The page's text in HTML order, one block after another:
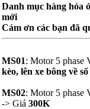
Danh mục hàng hóa
mới
Cám ơn các bạn đã
MS01: Motor 5 phase
kèo, lên xe bông về
MS02: Motor 5 phase
-> Giá 300K